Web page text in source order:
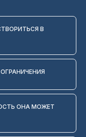
В
ОНА МОЖЕТ